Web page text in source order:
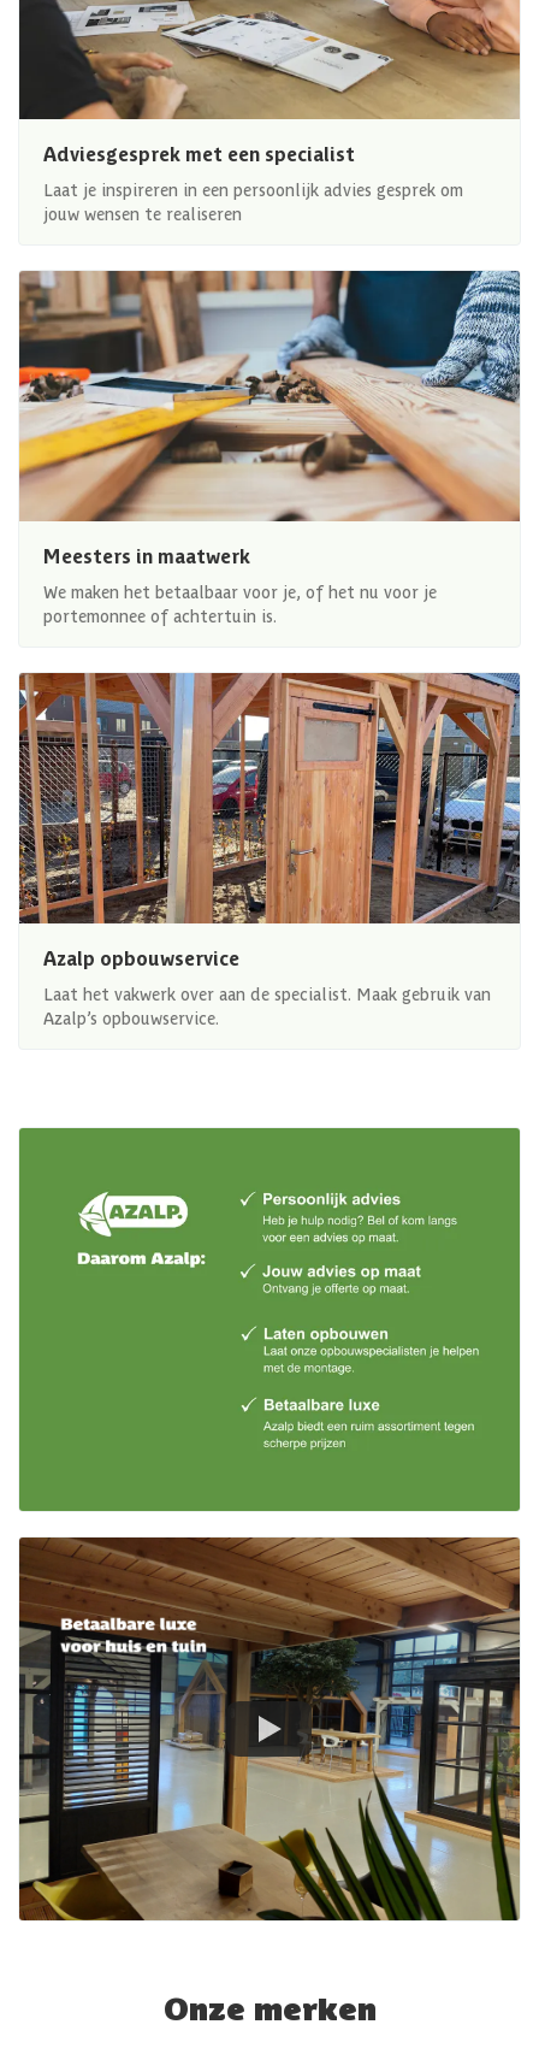
Adviesgesprek met een specialist
Laat je inspireren in een persoonlijk advies gesprek om
jouw wensen te realiseren
Meesters in maatwerk
We maken het betaalbaar voor je, of het nu voor je
portemonnee of achtertuin is.
Azalp opbouwservice
Laat het vakwerk over aan de specialist. Maak gebruik van
Azalp’s opbouwservice.
Onze merken